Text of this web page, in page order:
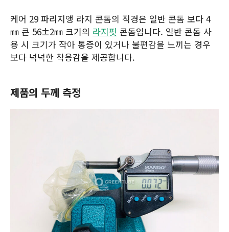
케어 29 파리지앵 라지 콘돔의 직경은 일반 콘돔 보다 4
㎜ 큰 56±2㎜ 크기의 라지핏 콘돔입니다. 일반 콘돔 사
용 시 크기가 작아 통증이 있거나 불편감을 느끼는 경우
보다 넉넉한 착용감을 제공합니다.
제품의 두께 측정